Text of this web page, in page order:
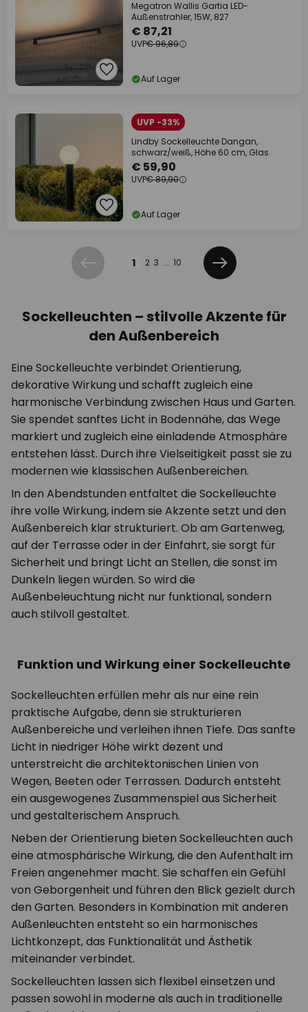
Megatron Wallis Gartia LED-
Außenstrahler, 15W, 827
€ 87,21
UVP€ 96,89
Auf Lager
UVP -33%
Lindby Sockelleuchte Dangan,
schwarz/weiß, Höhe 60 cm, Glas
€ 59,90
UVP€ 89,90
Auf Lager
Zurück 1 2 3 ... 10
Weiter
Sockelleuchten – stilvolle Akzente für
den Außenbereich
Eine Sockelleuchte verbindet Orientierung,
dekorative Wirkung und schafft zugleich eine
harmonische Verbindung zwischen Haus und Garten.
Sie spendet sanftes Licht in Bodennähe, das Wege
markiert und zugleich eine einladende Atmosphäre
entstehen lässt. Durch ihre Vielseitigkeit passt sie zu
modernen wie klassischen Außenbereichen.
In den Abendstunden entfaltet die Sockelleuchte
ihre volle Wirkung, indem sie Akzente setzt und den
Außenbereich klar strukturiert. Ob am Gartenweg,
auf der Terrasse oder in der Einfahrt, sie sorgt für
Sicherheit und bringt Licht an Stellen, die sonst im
Dunkeln liegen würden. So wird die
Außenbeleuchtung nicht nur funktional, sondern
auch stilvoll gestaltet.
Funktion und Wirkung einer Sockelleuchte
Sockelleuchten erfüllen mehr als nur eine rein
praktische Aufgabe, denn sie strukturieren
Außenbereiche und verleihen ihnen Tiefe. Das sanfte
Licht in niedriger Höhe wirkt dezent und
unterstreicht die architektonischen Linien von
Wegen, Beeten oder Terrassen. Dadurch entsteht
ein ausgewogenes Zusammenspiel aus Sicherheit
und gestalterischem Anspruch.
Neben der Orientierung bieten Sockelleuchten auch
eine atmosphärische Wirkung, die den Aufenthalt im
Freien angenehmer macht. Sie schaffen ein Gefühl
von Geborgenheit und führen den Blick gezielt durch
den Garten. Besonders in Kombination mit anderen
Außenleuchten entsteht so ein harmonisches
Lichtkonzept, das Funktionalität und Ästhetik
miteinander verbindet.
Sockelleuchten lassen sich flexibel einsetzen und
passen sowohl in moderne als auch in traditionelle